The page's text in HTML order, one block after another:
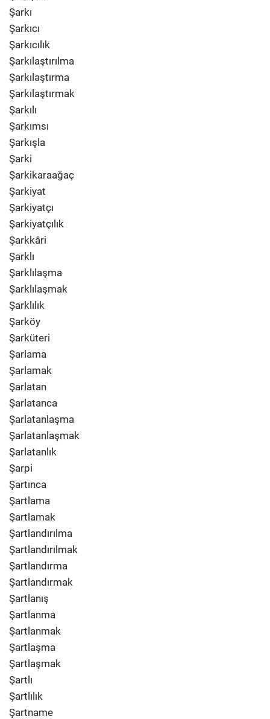
Şarkı
Şarkıcı
Şarkıcılık
Şarkılaştırılma
Şarkılaştırma
Şarkılaştırmak
Şarkılı
Şarkımsı
Şarkışla
Şarki
Şarkikaraağaç
Şarkiyat
Şarkiyatçı
Şarkiyatçılık
Şarkkâri
Şarklı
Şarklılaşma
Şarklılaşmak
Şarklılık
Şarköy
Şarküteri
Şarlama
Şarlamak
Şarlatan
Şarlatanca
Şarlatanlaşma
Şarlatanlaşmak
Şarlatanlık
Şarpi
Şartınca
Şartlama
Şartlamak
Şartlandırılma
Şartlandırılmak
Şartlandırma
Şartlandırmak
Şartlanış
Şartlanma
Şartlanmak
Şartlaşma
Şartlaşmak
Şartlı
Şartlılık
Şartname